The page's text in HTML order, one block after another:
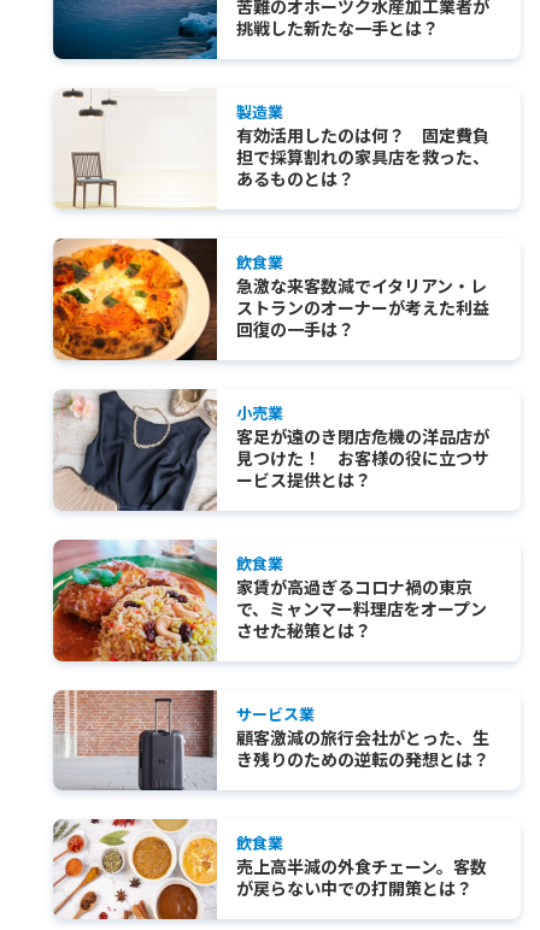
苦難のオホーツク水産加工業者が
挑戦した新たな一手とは？
製造業
有効活用したのは何？ 固定費負
担で採算割れの家具店を救った、
あるものとは？
飲食業
急激な来客数減でイタリアン・レ
ストランのオーナーが考えた利益
回復の一手は？
小売業
客足が遠のき閉店危機の洋品店が
見つけた！ お客様の役に立つサ
ービス提供とは？
飲食業
家賃が高過ぎるコロナ禍の東京
で、ミャンマー料理店をオープン
させた秘策とは？
サービス業
顧客激減の旅行会社がとった、生
き残りのための逆転の発想とは？
飲食業
売上高半減の外食チェーン。客数
が戻らない中での打開策とは？